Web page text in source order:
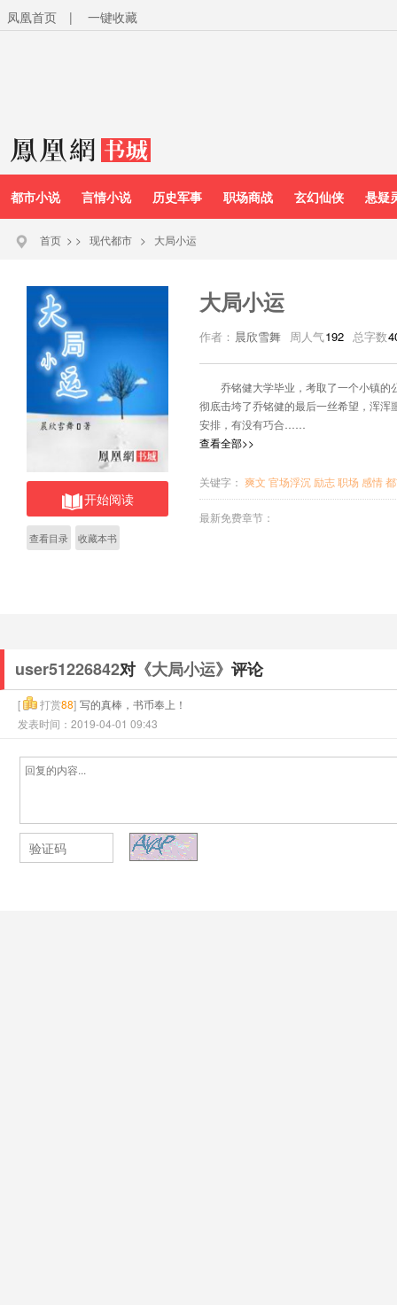
凤凰首页 | 一键收藏
都市小说 言情小说 历史军事 职场商战 玄幻仙侠 悬疑
首页 > > 现代都市 > 大局小运
开始阅读
查看目录 收藏本书
大局小运
作者： 晨欣雪舞 周人气192 总字数
乔铭健大学毕业，考取了一个小镇
彻底击垮了乔铭健的最后一丝希望，浑
安排，有没有巧合……
查看全部>>
关键字： 爽文 官场浮沉 励志职场 感情
最新免费章节：
user51226842对 《大局小运》 评论
[ 打赏88] 写的真棒，书币奉上！
发表时间：2019-04-01 09:43